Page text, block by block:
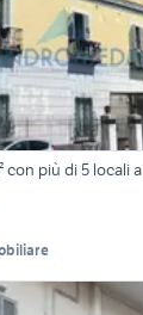
con più di 5 locali a